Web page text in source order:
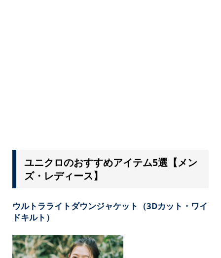
ユニクロのおすすめアイテム5選【メン
ズ・レディース】
ウルトラライトダウンジャケット（3Dカット・ワイ
ドキルト）